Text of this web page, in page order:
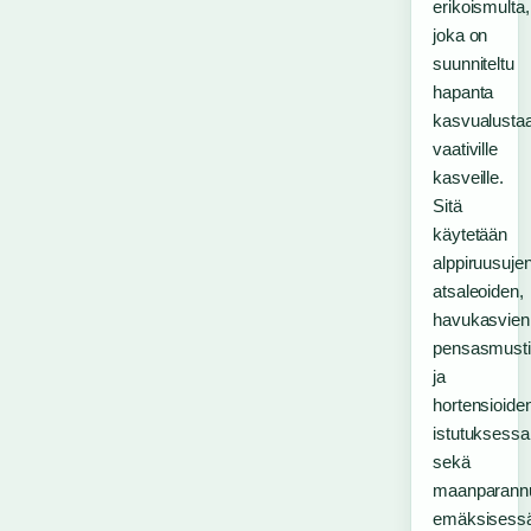
erikoismulta,
joka on
suunniteltu
hapanta
vaativille
kasveille.
Sitä
käytetään
atsaleoiden,
ja
istutuksessa
sekä